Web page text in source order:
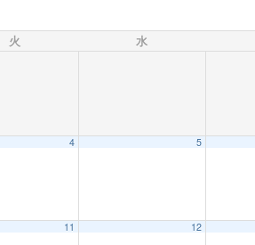
火 水
4 5
11 12